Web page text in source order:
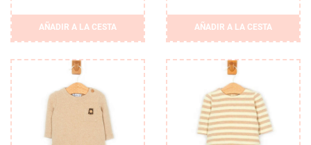
AÑADIR A LA CESTA AÑADIR A LA CESTA